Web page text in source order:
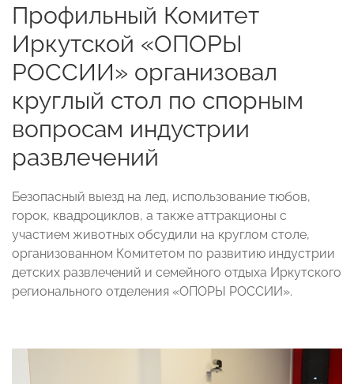
Профильный Комитет
Иркутской «ОПОРЫ
РОССИИ» организовал
круглый стол по спорным
вопросам индустрии
развлечений
Безопасный выезд на лед, использование тюбов,
горок, квадроциклов, а также аттракционы с
участием животных обсудили на круглом столе,
организованном Комитетом по развитию индустрии
детских развлечений и семейного отдыха Иркутского
регионального отделения «ОПОРЫ РОССИИ».